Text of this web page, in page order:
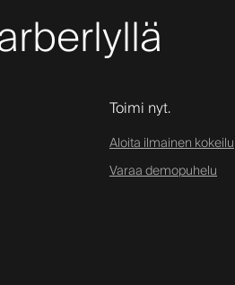
Toimi nyt.
Aloita ilmainen kokeilu
Varaa demopuhelu